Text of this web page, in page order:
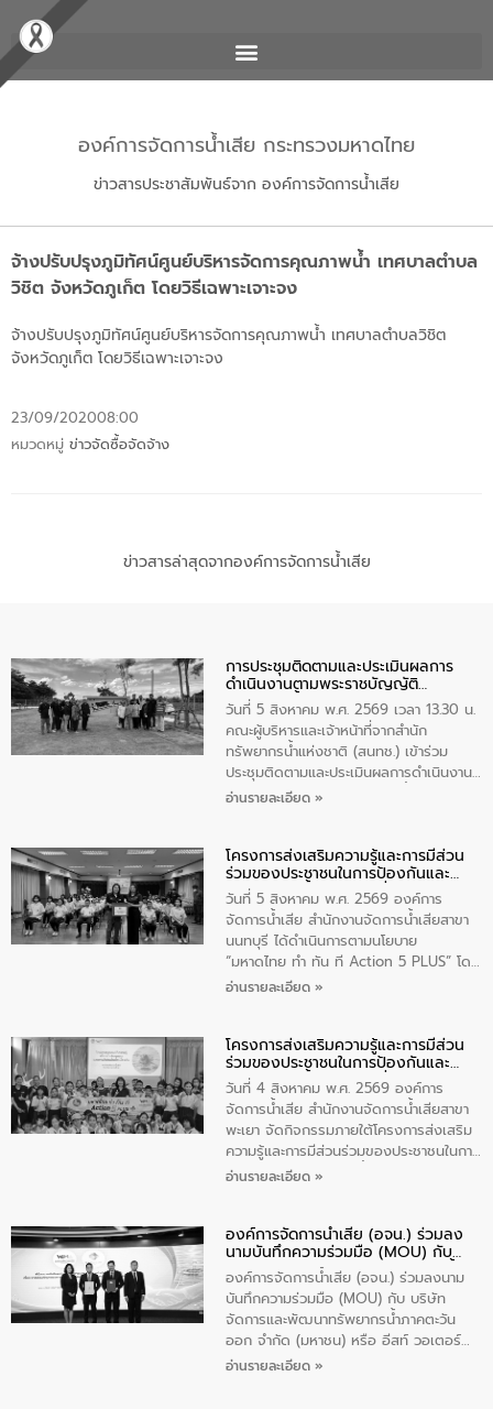
องค์การจัดการน้ำเสีย กระทรวงมหาดไทย
ข่าวสารประชาสัมพันธ์จาก องค์การจัดการน้ำเสีย
จ้างปรับปรุงภูมิทัศน์ศูนย์บริหารจัดการคุณภาพน้ำ เทศบาลตำบล
วิชิต จังหวัดภูเก็ต โดยวิธีเฉพาะเจาะจง
จ้างปรับปรุงภูมิทัศน์ศูนย์บริหารจัดการคุณภาพน้ำ เทศบาลตำบลวิชิต
จังหวัดภูเก็ต โดยวิธีเฉพาะเจาะจง
23/09/202008:00
หมวดหมู่ ข่าวจัดซื้อจัดจ้าง
ข่าวสารล่าสุดจากองค์การจัดการน้ำเสีย
การประชุมติดตามและประเมินผลการ
ดำเนินงานตามพระราชบัญญัติ
ทรัพยากรน้ำ พ.ศ. 2561 ประจำ
ปีงบประมาณ พ.ศ. 2569
วันที่ 5 สิงหาคม พ.ศ. 2569 เวลา 13.30 น.
คณะผู้บริหารและเจ้าหน้าที่จากสำนัก
ทรัพยากรน้ำแห่งชาติ (สนทช.) เข้าร่วม
ประชุมติดตามและประเมินผลการดำเนินงาน
ตามพระราชบัญญัติทรัพยากรน้ำ พ.ศ. 2561
วัดสิงห์ จังหวัดชัยนาท โดยมีนายแสงชัย
สุขชื่น นายกเทศมนตรีตำบลวัดสิงห์ คณะผู้
บริหารเทศบาลตำบลวัดสิงห์ ผู้นำชุมชน และ
ประชาชนในพื้นที่เทศบาลตำบลวัดสิงก์ที่มี
ส่วนได้ส่วนเสียในโครงก่อสร้างศูนย์บริหาร
จัดการคุณภาพน้ำเทศบาลตำบลวัดสิงห์
จังหวัดชัยนาท ให้การต้อนรับ
อ่านรายละเอียด »
โครงการส่งเสริมความรู้และการมีส่วน
ร่วมของประชาชนในการป้องกันและ
แก้ไขปัญหาน้ำเสียอย่างยั่งยืน
วันที่ 5 สิงหาคม พ.ศ. 2569 องค์การ
จัดการน้ำเสีย สำนักงานจัดการน้ำเสียสาขา
นนทบุรี ได้ดำเนินการตามนโยบาย
“มหาดไทย ทำ ทัน ที Action 5 PLUS” โดย
จัดโครงการส่งเสริมความรู้และการมีส่วน
“ชุมชนร่วมใจ น้ำใสยั่งยืน” ได้บรรยายให้
ความรู้เกี่ยวกับการจัดการน้ำเสียและการใช้
ถังดักไขมันให้แก่นักเรียนโรงเรียนวัดบ่อ
(นันทวิทยา) เทศบาลนครปากเกร็ด อำเภอ
ปากเกร็ด จังหวัดนนทบุรี จำนวน 30 คน
อ่านรายละเอียด »
โครงการส่งเสริมความรู้และการมีส่วน
ร่วมของประชาชนในการป้องกันและ
แก้ไขปัญหาน้ำเสียอย่างยั่งยืน
วันที่ 4 สิงหาคม พ.ศ. 2569 องค์การ
จัดการน้ำเสีย สำนักงานจัดการน้ำเสียสาขา
พะเยา จัดกิจกรรมภายใต้โครงการส่งเสริม
ความรู้และการมีส่วนร่วมของประชาชนในการ
ป้องกันและแก้ไขปัญหาน้ำเสียอย่างยั่งยืน
ชุมชนและการบำบัดน้ำเสียเบื้องต้น ให้กับ
นักเรียนชั้นประถมศึกษาปีที่ 5 โรงเรียน
เทศบาล 1 (พะเยาประชานุกูล) จำนวน 30
คน
อ่านรายละเอียด »
องค์การจัดการน้ำเสีย (อจน.) ร่วมลง
นามบันทึกความร่วมมือ (MOU) กับ
บริษัท จัดการและพัฒนาทรัพยากรน้ำ
ภาคตะวันออก จำกัด (มหาชน) หรือ อีส
ท์ วอเตอร์
องค์การจัดการน้ำเสีย (อจน.) ร่วมลงนาม
บันทึกความร่วมมือ (MOU) กับ บริษัท
จัดการและพัฒนาทรัพยากรน้ำภาคตะวัน
ออก จำกัด (มหาชน) หรือ อีสท์ วอเตอร์
เมื่อวันอังคารที่ 4 สิงหาคม 2569 ณ ห้อง
อ่านรายละเอียด »